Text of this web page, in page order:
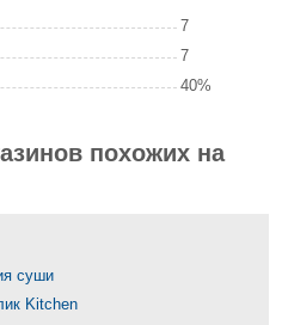
7
7
40%
похожих на
суши
Kitchen